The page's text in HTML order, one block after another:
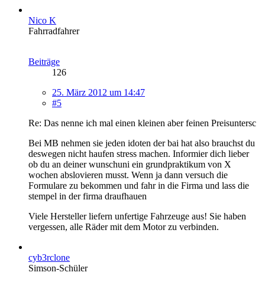
Nico K
Fahrradfahrer
Beiträge
126
25. März 2012 um 14:47
#5
Re: Das nenne ich mal einen kleinen aber feinen Preisuntersc
Bei MB nehmen sie jeden idoten der bai hat also brauchst du
deswegen nicht haufen stress machen. Informier dich lieber
ob du an deiner wunschuni ein grundpraktikum von X
wochen abslovieren musst. Wenn ja dann versuch die
Formulare zu bekommen und fahr in die Firma und lass die
stempel in der firma draufhauen
Viele Hersteller liefern unfertige Fahrzeuge aus! Sie haben
vergessen, alle Räder mit dem Motor zu verbinden.
cyb3rclone
Simson-Schüler